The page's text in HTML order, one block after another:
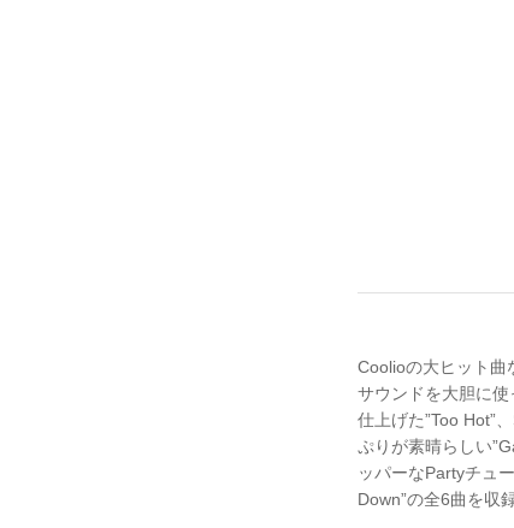
Coolioの大ヒット曲
サウンドを大胆に使
仕上げた”Too Hot”
ぷりが素晴らしい
ッパーなPartyチュ
Down”の全6曲を収